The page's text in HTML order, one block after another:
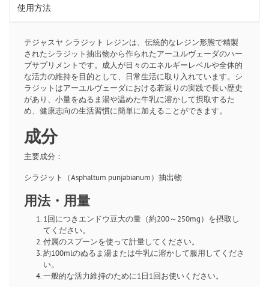
使用方法
テジャスヤ シラジット レジンは、伝統的なレジン形態で精製
されたシラジット抽出物から作られたアーユルヴェーダのハー
ブサプリメントです。成人が日々のエネルギーレベルや全体的
な活力の維持を目的として、日常生活に取り入れています。シ
ラジットはアーユルヴェーダにおける若返りの実践で長い歴史
があり、小量をぬるま湯や温めた牛乳に溶かして摂取するた
め、健康志向の生活習慣に簡単に加えることができます。
成分
主要成分：
シラジット（Asphaltum punjabianum）抽出物
用法・用量
1回につきエンドウ豆大の量（約200～250mg）を摂取し
てください。
付属のスプーンを使って計量してください。
約100mlのぬるま湯または牛乳に溶かして服用してくださ
い。
一般的な活力維持のために1日1回お使いください。